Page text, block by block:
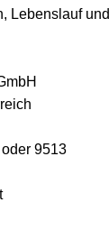
Lebenslauf und
9513